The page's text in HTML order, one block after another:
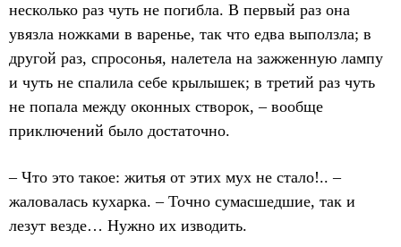
несколько раз чуть не погибла. В первый раз она
увязла ножками в варенье, так что едва выползла; в
другой раз, спросонья, налетела на зажженную лампу
и чуть не спалила себе крылышек; в третий раз чуть
не попала между оконных створок, – вообще
приключений было достаточно.
– Что это такое: житья от этих мух не стало!.. –
жаловалась кухарка. – Точно сумасшедшие, так и
лезут везде… Нужно их изводить.